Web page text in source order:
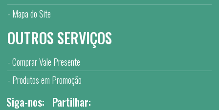
Mapa do Site
OUTROS SERVIÇOS
Comprar Vale Presente
Produtos em Promoção
Siga-nos: Partilhar: